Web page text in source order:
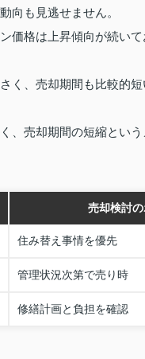
向も見逃せません。
価格は上昇傾向が続い
く、売却期間も比較的
、売却期間の短縮とい
売却検討
住み替え事情を優先
管理状況次第で売り時
修繕計画と負担を確認